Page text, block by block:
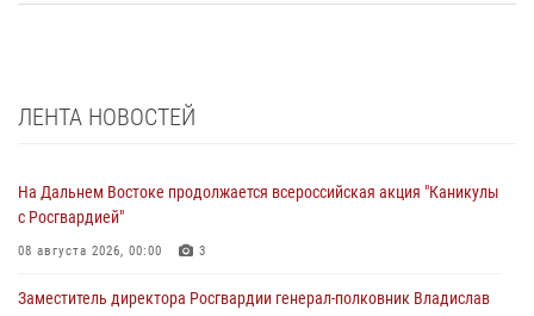
ЛЕНТА НОВОСТЕЙ
На Дальнем Востоке продолжается всероссийская акция "Каникулы
с Росгвардией"
08 августа 2026, 00:00 3
Заместитель директора Росгвардии генерал-полковник Владислав